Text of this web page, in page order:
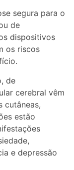
segura para o
de
dispositivos
os riscos
de
cerebral vêm
cutâneas,
estão
e depressão